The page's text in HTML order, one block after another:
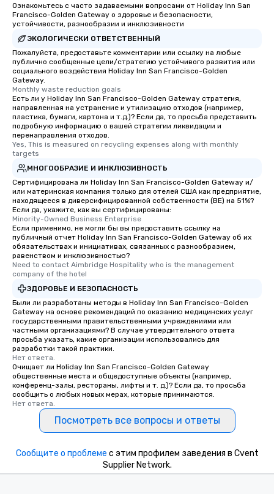
Ознакомьтесь с часто задаваемыми вопросами от Holiday Inn San
Francisco-Golden Gateway о здоровье и безопасности,
устойчивости, разнообразии и инклюзивности
ЭКОЛОГИЧЕСКИ ОТВЕТСТВЕННЫЙ
Пожалуйста, предоставьте комментарии или ссылку на любые
публично сообщенные цели/стратегию устойчивого развития или
социального воздействия Holiday Inn San Francisco-Golden
Gateway.
Monthly waste reduction goals
Есть ли у Holiday Inn San Francisco-Golden Gateway стратегия,
направленная на устранение и утилизацию отходов (например,
пластика, бумаги, картона и т.д.)? Если да, то просьба представить
подробную информацию о вашей стратегии ликвидации и
перенаправления отходов.
Yes, This is measured on recycling expenses along with monthly
targets
МНОГООБРАЗИЕ И ИНКЛЮЗИВНОСТЬ
Сертифицирована ли Holiday Inn San Francisco-Golden Gateway и/
или материнская компания только для отелей США как предприятие,
находящееся в диверсифицированной собственности (BE) на 51%?
Если да, укажите, как вы сертифицированы:
Minority-Owned Business Enterprise
Если применимо, не могли бы вы предоставить ссылку на
публичный отчет Holiday Inn San Francisco-Golden Gateway об их
обязательствах и инициативах, связанных с разнообразием,
равенством и инклюзивностью?
Need to contact Aimbridge Hospitality who is the management
company of the hotel
ЗДОРОВЬЕ И БЕЗОПАСНОСТЬ
Были ли разработаны методы в Holiday Inn San Francisco-Golden
Gateway на основе рекомендаций по оказанию медицинских услуг
государственными правительственными учреждениями или
частными организациями? В случае утвердительного ответа
просьба указать, какие организации использовались для
разработки такой практики.
Нет ответа.
Очищает ли Holiday Inn San Francisco-Golden Gateway
общественные места и общедоступные объекты (например,
конференц-залы, рестораны, лифты и т. д.)? Если да, то просьба
сообщить о любых новых мерах, которые принимаются.
Нет ответа.
Посмотреть все вопросы и ответы
Сообщите о проблеме с этим профилем заведения в Cvent
Supplier Network.